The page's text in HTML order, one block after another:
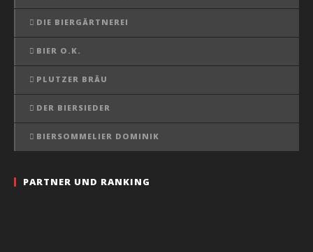
DIE BIERGÄRTNEREI
BIER O.K.
PLUTZER BRÄU
DER BIERSIEDER
BIERSOMMELIER DOMINIK
PARTNER UND RANKING